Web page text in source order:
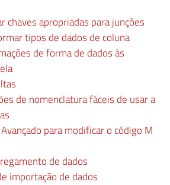
chaves apropriadas para junções
tipos de dados de coluna
de forma de dados às
de nomenclatura fáceis de usar a
para modificar o código M
de dados
importação de dados